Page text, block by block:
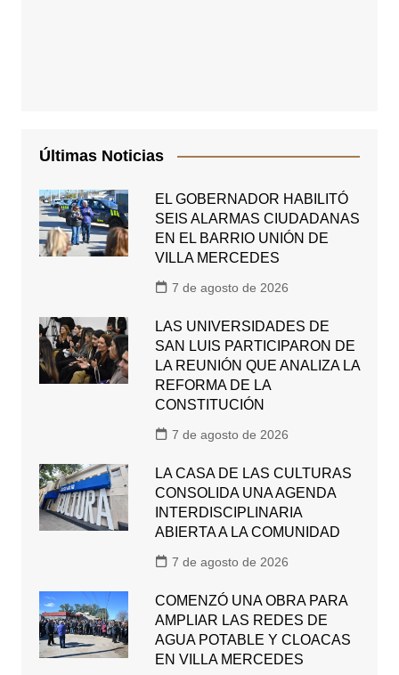
Últimas Noticias
EL GOBERNADOR HABILITÓ
SEIS ALARMAS CIUDADANAS
EN EL BARRIO UNIÓN DE
VILLA MERCEDES
7 de agosto de 2026
LAS UNIVERSIDADES DE
SAN LUIS PARTICIPARON DE
LA REUNIÓN QUE ANALIZA LA
REFORMA DE LA
CONSTITUCIÓN
7 de agosto de 2026
LA CASA DE LAS CULTURAS
CONSOLIDA UNA AGENDA
INTERDISCIPLINARIA
ABIERTA A LA COMUNIDAD
7 de agosto de 2026
COMENZÓ UNA OBRA PARA
AMPLIAR LAS REDES DE
AGUA POTABLE Y CLOACAS
EN VILLA MERCEDES